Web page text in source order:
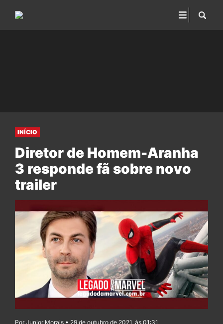
INÍCIO
Diretor de Homem-Aranha
3 responde fã sobre novo
trailer
Por Junior Morais • 29 de outubro de 2021, às 01:31